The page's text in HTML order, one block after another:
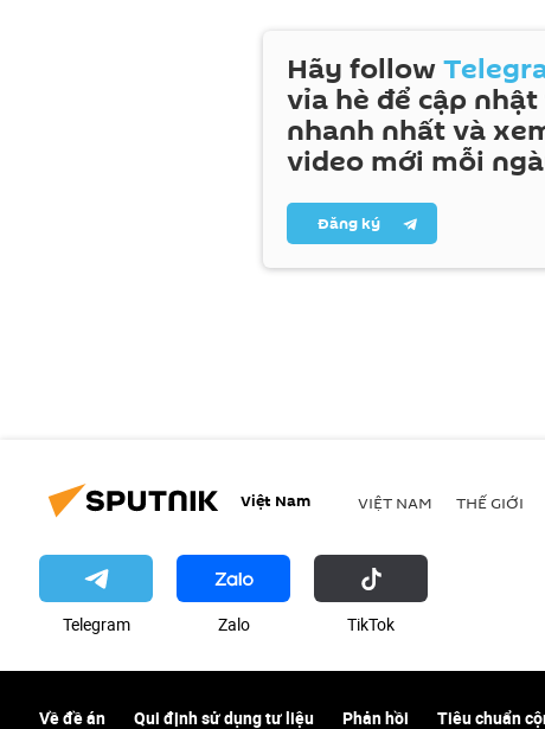
Hãy follow
vỉa hè để cập
nhanh nhất và
video mới mỗi
Đăng ký
Việt Nam VIỆT NAM THẾ GIỚI
Telegram Zalo ТikТоk
Về đề án Qui định sử dụng tư liệu Phản hồi Tiêu chuẩn